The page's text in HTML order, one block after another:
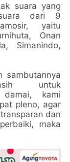
suara yang
dari 9
yaitu
Onan
Simanindo,
sambutannya
untuk
damai, kami
pleno, agar
dan
maka